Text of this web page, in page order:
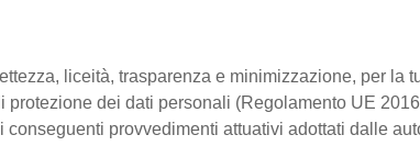
liceità, trasparenza e minimizzazione, per la
dei dati personali (Regolamento UE
provvedimenti attuativi adottati dalle